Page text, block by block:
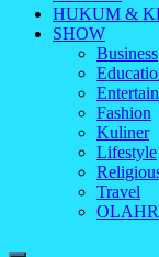
HUKUM &
SHOW
Business
Fashion
Kuliner
Lifestyle
Travel